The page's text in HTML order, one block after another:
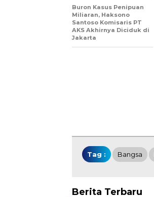
Buron Kasus Penipuan
Miliaran, Haksono
Santoso Komisaris PT
AKS Akhirnya Diciduk di
Jakarta
Tag : Bangsa
Berita Terbaru